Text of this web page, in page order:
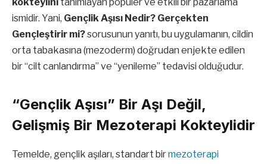
kokteylini tanımlayan popüler ve etkili bir pazarlama
ismidir. Yani, Gençlik Aşısı Nedir? Gerçekten
Gençleştirir mi?sorusunun yanıtı, bu uygulamanın, cildin
orta tabakasına (mezoderm) doğrudan enjekte edilen
bir “cilt canlandırma” ve “yenileme” tedavisi olduğudur.
“Gençlik Aşısı” Bir Aşı Değil,
Gelişmiş Bir Mezoterapi Kokteylidir
Temelde, gençlik aşıları, standart birmezoterapi